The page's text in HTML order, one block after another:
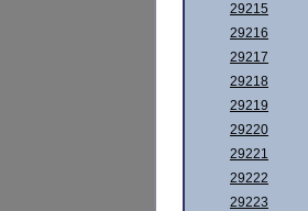
29215
29216
29217
29218
29219
29220
29221
29222
29223